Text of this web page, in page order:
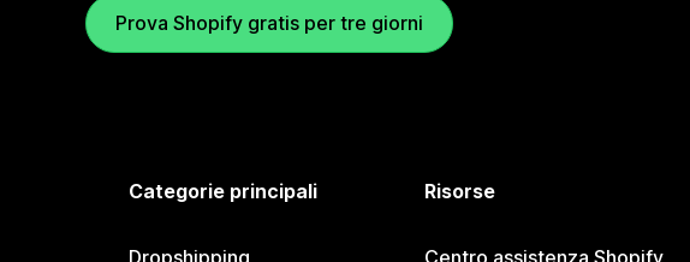
Prova Shopify gratis per tre giorni
Categorie principali Risorse